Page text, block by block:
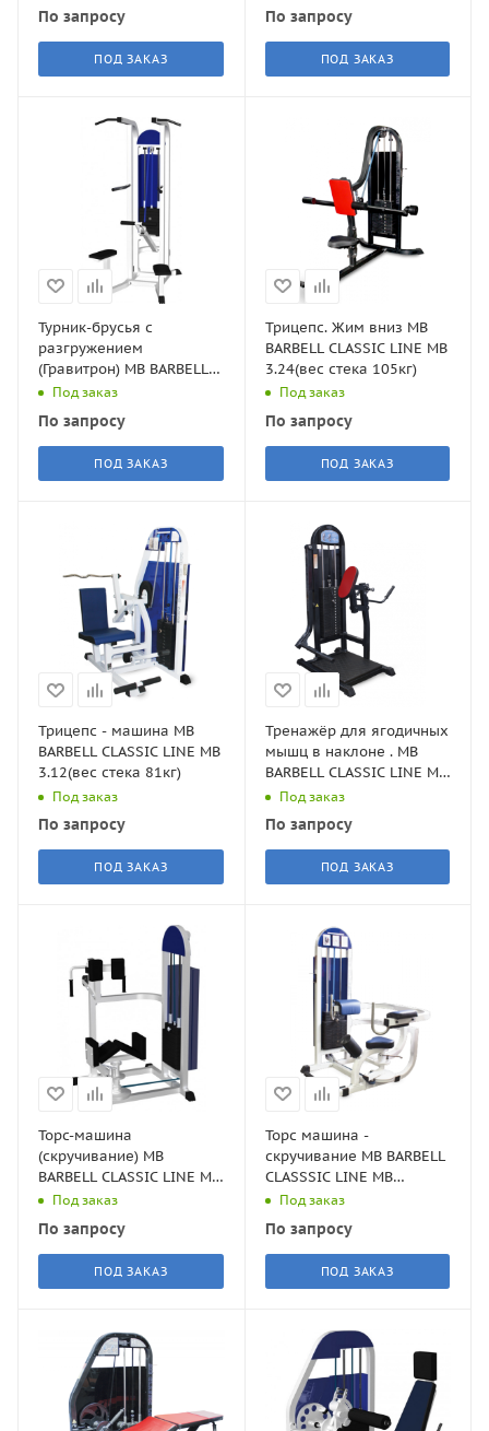
По запросу
ПОД ЗАКАЗ
По запросу
ПОД ЗАКАЗ
Турник-брусья с
разгружением
(Гравитрон) MB BARBELL
CLASSIC LINE MB 3.14(вес
Под заказ
По запросу
ПОД ЗАКАЗ
Трицепс. Жим вниз MB
BARBELL CLASSIC LINE MB
3.24(вес стека 105кг)
Под заказ
По запросу
ПОД ЗАКАЗ
Трицепс - машина MB
BARBELL CLASSIC LINE MB
3.12(вес стека 81кг)
Под заказ
По запросу
ПОД ЗАКАЗ
Тренажёр для ягодичных
мышц в наклоне . MB
BARBELL CLASSIC LINE MB
3.07(вес стека 105кг)
Под заказ
По запросу
ПОД ЗАКАЗ
Торс-машина
(скручивание) MB
BARBELL CLASSIC LINE MB
3.35(вес стека 105кг)
Под заказ
По запросу
ПОД ЗАКАЗ
Торс машина -
скручивание MB BARBELL
CLASSSIC LINE MB
3.34(вес стека 105кг)
Под заказ
По запросу
ПОД ЗАКАЗ